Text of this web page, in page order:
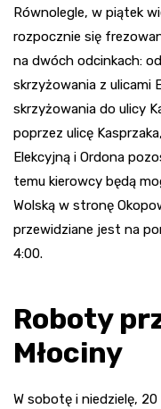
Równolegle, w piątek
rozpocznie się
na dwóch odcinkach:
skrzyżowania z ulicami
skrzyżowania do ulicy
poprzez ulicę
Elekcyjną i Ordona
temu kierowcy będą
Wolską w stronę
przewidziane jest na
4:00.
Roboty
Młociny
W sobotę i niedzielę,